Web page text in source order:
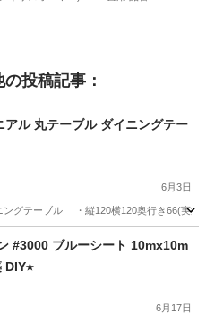
投稿記事：
アル 丸テーブル ダイニングテー
6月3日
ングテーブル ・縦120横120奥行き66(
ニアル
#3000 ブルーシート 10mx10m
6月17日